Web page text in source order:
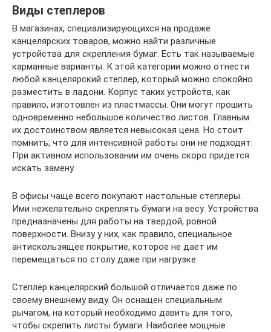
Виды степлеров
В магазинах, специализирующихся на продаже
канцелярских товаров, можно найти различные
устройства для скрепления бумаг. Есть так называемые
карманные варианты. К этой категории можно отнести
любой канцелярский степлер, который можно спокойно
разместить в ладони. Корпус таких устройств, как
правило, изготовлен из пластмассы. Они могут прошить
одновременно небольшое количество листов. Главным
их достоинством является невысокая цена. Но стоит
помнить, что для интенсивной работы они не подходят.
При активном использовании им очень скоро придется
искать замену.
В офисы чаще всего покупают настольные степлеры.
Ими нежелательно скреплять бумаги на весу. Устройства
предназначены для работы на твердой, ровной
поверхности. Внизу у них, как правило, специальное
антискользящее покрытие, которое не дает им
перемещаться по столу даже при нагрузке.
Степлер канцелярский большой отличается даже по
своему внешнему виду. Он оснащен специальным
рычагом, на который необходимо давить для того,
чтобы скрепить листы бумаги. Наиболее мощные